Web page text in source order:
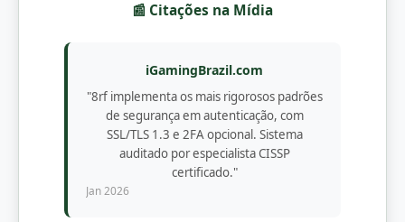
📰 Citações na Mídia
iGamingBrazil.com
"8rf implementa os mais rigorosos padrões
de segurança em autenticação, com
SSL/TLS 1.3 e 2FA opcional. Sistema
auditado por especialista CISSP
certificado."
Jan 2026